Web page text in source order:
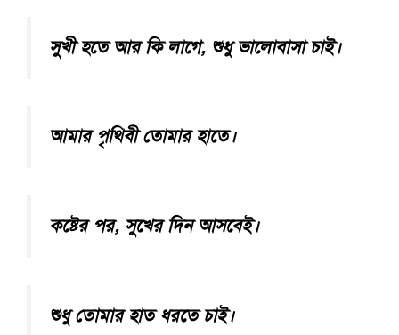
সুখী হতে আর কি লাগে, শুধু ভালোবাসা চাই।
আমার পৃথিবী তোমার হাতে।
কষ্টের পর, সুখের দিন আসবেই।
শুধু তোমার হাত ধরতে চাই।